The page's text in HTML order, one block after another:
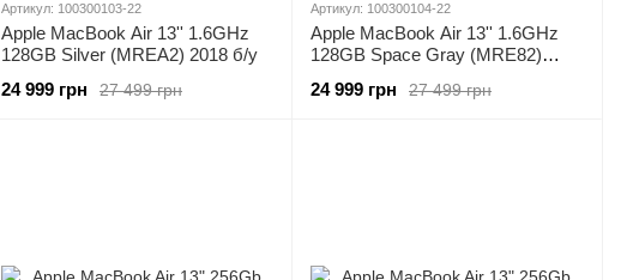
Артикул: 100300103-22
Apple MacBook Air 13'' 1.6GHz
128GB Silver (MREA2) 2018 б/у
27 499 грн
24 999 грн
Артикул: 100300104-22
Apple MacBook Air 13'' 1.6GHz
128GB Space Gray (MRE82)
27 499 грн
24 999 грн